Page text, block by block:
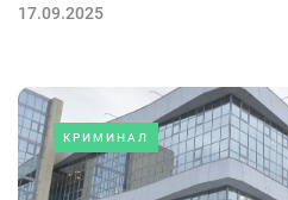
17.09.2025
КРИМИНАЛ